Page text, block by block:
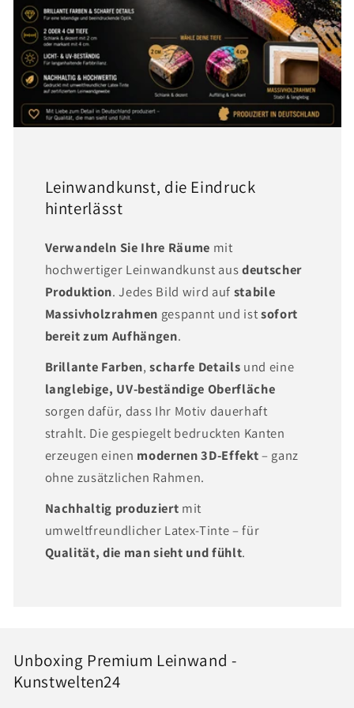
Leinwandkunst, die Eindruck
hinterlässt
Verwandeln Sie Ihre Räume mit
hochwertiger Leinwandkunst ausdeutscher
Produktion. Jedes Bild wird auf stabile
Massivholzrahmen gespannt und istsofort
bereit zum Aufhängen.
Brillante Farben,scharfe Details und eine
langlebige, UV-beständige Oberfläche
sorgen dafür, dass Ihr Motiv dauerhaft
strahlt. Die gespiegelt bedruckten Kanten
erzeugen einen modernen 3D-Effekt– ganz
ohne zusätzlichen Rahmen.
Nachhaltig produziert mit
umweltfreundlicher Latex-Tinte – für
Qualität, die man sieht und fühlt.
Unboxing Premium Leinwand -
Kunstwelten24